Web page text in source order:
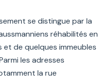
se distingue par la
réhabilités en
de quelques immeubles
les adresses
la rue